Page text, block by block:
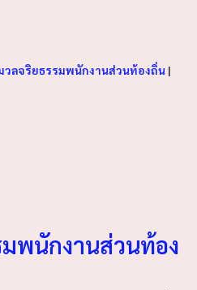
วลจริยธรรมพนักงานส่วนท้องถิ่น |
พนักงานส่วนท้อง